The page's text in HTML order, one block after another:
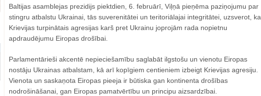
Baltijas asamblejas prezidijs piektdien, 6. februārī, Viļņā pieņēma paziņojumu par
stingru atbalstu Ukrainai, tās suverenitātei un teritoriālajai integritātei, uzsverot, ka
Krievijas turpinātais agresijas karš pret Ukrainu joprojām rada nopietnu
apdraudējumu Eiropas drošībai.
Parlamentārieši akcentē nepieciešamību saglabāt ilgstošu un vienotu Eiropas
nostāju Ukrainas atbalstam, kā arī kopīgiem centieniem izbeigt Krievijas agresiju.
Vienota un saskaņota Eiropas pieeja ir būtiska gan kontinenta drošības
nodrošināšanai, gan Eiropas pamatvērtību un principu aizsardzībai.